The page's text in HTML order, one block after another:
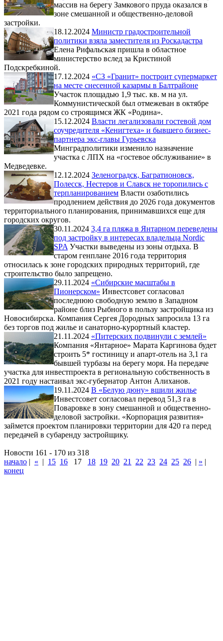
массив на берегу Замкового пруда оказался в
зоне смешанной и общественно-деловой
застройки.
18.12.2024 Министр градостроительной
политики взяла заместителя из Роскадастра
Елена Рифальская пришла в областное
министерство вслед за Кристиной
Подскребкиной.
17.12.2024 «СЗ «Гранит» построит супермаркет
на месте снесенной казармы в Балтрайоне
Участок площадью 1,9 тыс. кв. м на ул.
Коммунистической был отмежеван в октябре
2021 года рядом со строящимся ЖК «Родина».
15.12.2024 Власти легализовали гостевой дом
соучредителя «Кенигтеха» и бывшего бизнес-
партнера экс-главы Гурьевска
Минградполитики изменило назначение
участка с ЛПХ на «гостевое обслуживание» в
Медведевке.
12.12.2024 Зеленоградск, Багратионовск,
Полесск, Нестеров и Славск не торопились с
терпланированием Власти озаботились
продлением действия до 2026 года документов
территориального планирования, принимавшихся еще для
городских округов.
30.11.2024 3,4 га пляжа в Янтарном переведены
под застройку в интересах владельца Nordic
SPA Участки выведены из зоны отдыха. В
старом генплане 2016 года территория
относилась к зоне городских природных территорий, где
строительство было запрещено.
29.11.2024 «Сибирские масштабы в
Пионерском» Инвестсовет согласовал
последнюю свободную землю в Западном
районе близ Рыбного в пользу застройщика из
Новосибирска. Компания Сергея Дородных запросила 13 га
без торгов под жилье и санаторно-курортный кластер.
21.11.2024 «Питерских подвинули с землей»
Компания «Янтарное» Марата Каргинова будет
строить 5* гостиницу и апарт-отель на 3,1 га
бывшей турбазы на берегу моря. На передаче
участка для инвестпроекта в региональную собственность в
2021 году настаивал экс-губернатор Антон Алиханов.
19.11.2024 В «Белую дюну» вшили жилье
Инвестсовет согласовал перевод 51,3 га в
Поваровке в зону смешанной и общественно-
деловой застройки. «Корпорация развития»
займется проектом планировки территории для 420 га перед
передачей в субаренду застройщику.
Новости 161 - 170 из 318
начало | « | 15 16 17 18 19 20 21 22 23 24 25 26 | » |
конец